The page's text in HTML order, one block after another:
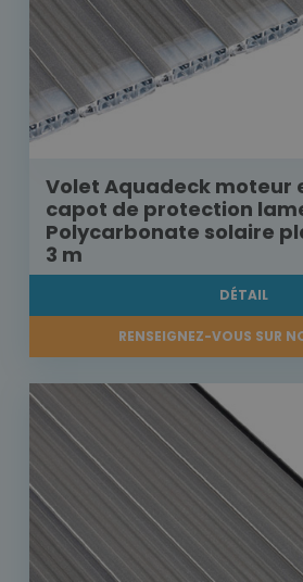
Volet Aquadeck moteur
capot de protection
Polycarbonate solaire
3 m
DÉTAIL
RENSEIGNEZ-VOUS SUR